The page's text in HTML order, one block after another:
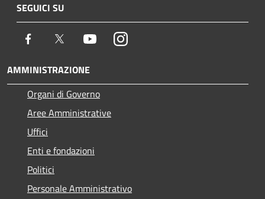
SEGUICI SU
Facebook Twitter YoutubeInstagram
AMMINISTRAZIONE
Organi di Governo
Aree Amministrative
Uffici
Enti e fondazioni
Politici
Personale Amministrativo